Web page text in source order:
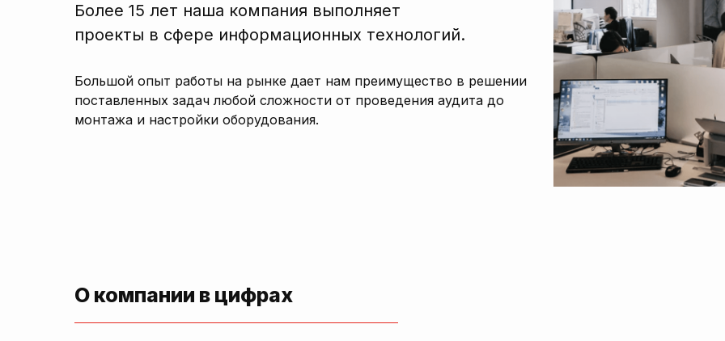
Более 15 лет наша компания выполняет
проекты в сфере информационных технологий.
Большой опыт работы на рынке дает нам преимущество в решении
поставленных задач любой сложности от проведения аудита до
монтажа и настройки оборудования.
О компании в цифрах